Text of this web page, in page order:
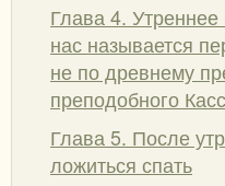
Глава 4.
нас называется
не по древнему
преподобного
Глава 5. После
ложиться спать